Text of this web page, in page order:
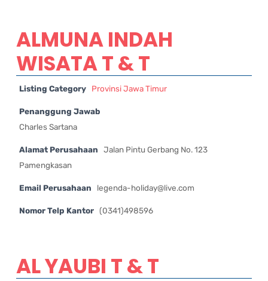
ALMUNA INDAH
WISATA T & T
Listing Category Provinsi Jawa Timur
Penanggung Jawab
Charles Sartana
Alamat Perusahaan
Jalan Pintu Gerbang No. 123
Pamengkasan
Email Perusahaan legenda-holiday@live.com
Nomor Telp Kantor (0341)498596
AL YAUBI T & T